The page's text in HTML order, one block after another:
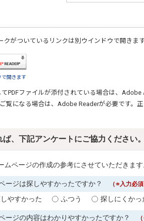
クがついているリンクは別ウインドウで開きま
で開きます
PDFファイルが添付されている場合は、 Adobe
覧になる場合は、 Adobe Readerが必要です。